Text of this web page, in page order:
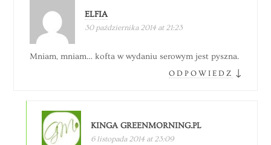
ELFIA
30 października 2014 at 21:23
Mniam, mniam… kofta w wydaniu serowym jest pyszna.
ODPOWIEDZ ↓
KINGA GREENMORNING.PL
6 listopada 2014 at 23:09